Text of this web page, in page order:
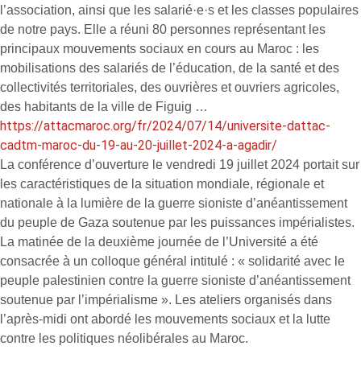
l’association, ainsi que les salarié·e·s et les classes populaires
de notre pays. Elle a réuni 80 personnes représentant les
principaux mouvements sociaux en cours au Maroc : les
mobilisations des salariés de l’éducation, de la santé et des
collectivités territoriales, des ouvrières et ouvriers agricoles,
des habitants de la ville de Figuig …
https://attacmaroc.org/fr/2024/07/14/universite-dattac-
cadtm-maroc-du-19-au-20-juillet-2024-a-agadir/
La conférence d’ouverture le vendredi 19 juillet 2024 portait sur
les caractéristiques de la situation mondiale, régionale et
nationale à la lumière de la guerre sioniste d’anéantissement
du peuple de Gaza soutenue par les puissances impérialistes.
La matinée de la deuxième journée de l’Université a été
consacrée à un colloque général intitulé : « solidarité avec le
peuple palestinien contre la guerre sioniste d’anéantissement
soutenue par l’impérialisme ». Les ateliers organisés dans
l’après-midi ont abordé les mouvements sociaux et la lutte
contre les politiques néolibérales au Maroc.